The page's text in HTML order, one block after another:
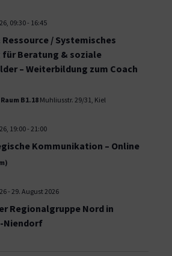
09:30- 16:45
/ Systemisches
für Beratung & soziale
– Weiterbildung zum Coach
B1.18 Muhliusstr. 29/31, Kiel
19:00- 21:00
Kommunikation – Online
- 29. August 2026
Regionalgruppe Nord in
Niendorf